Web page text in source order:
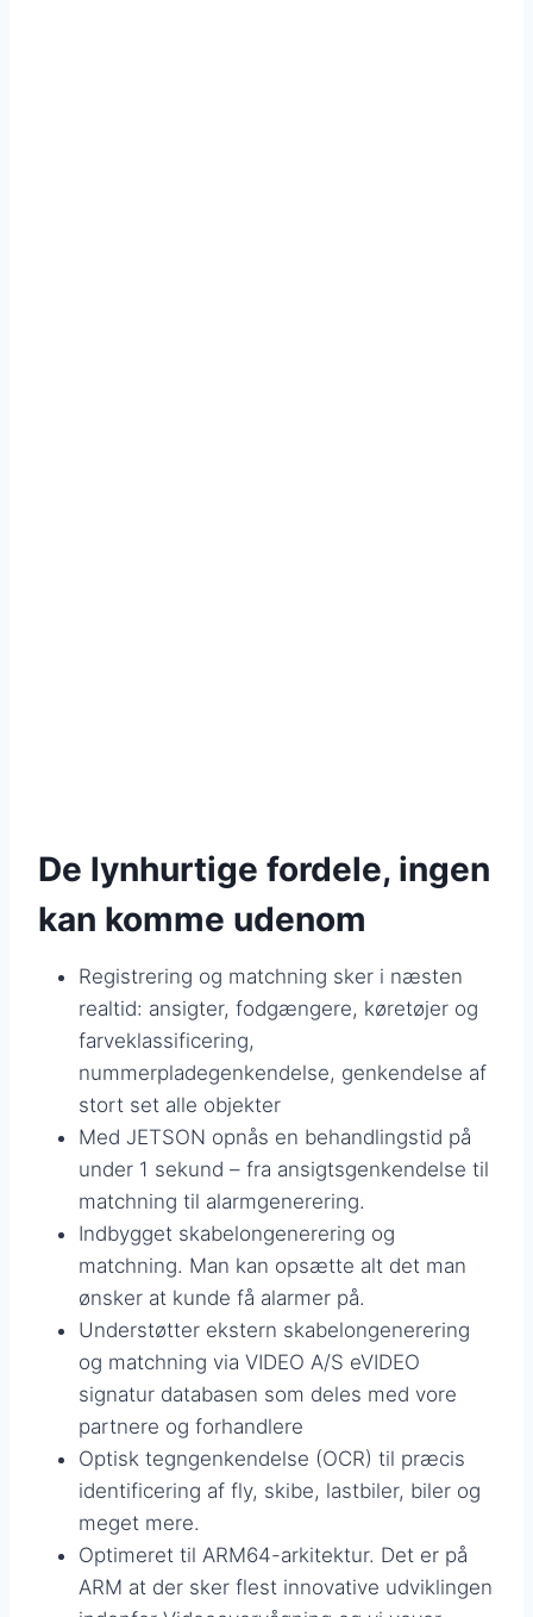
De lynhurtige fordele, ingen
kan komme udenom
Registrering og matchning sker i næsten
realtid: ansigter, fodgængere, køretøjer og
farveklassificering,
nummerpladegenkendelse, genkendelse af
stort set alle objekter
Med JETSON opnås en behandlingstid på
under 1 sekund – fra ansigtsgenkendelse til
matchning til alarmgenerering.
Indbygget skabelongenerering og
matchning. Man kan opsætte alt det man
ønsker at kunde få alarmer på.
Understøtter ekstern skabelongenerering
og matchning via VIDEO A/S eVIDEO
signatur databasen som deles med vore
partnere og forhandlere
Optisk tegngenkendelse (OCR) til præcis
identificering af fly, skibe, lastbiler, biler og
meget mere.
Optimeret til ARM64-arkitektur. Det er på
ARM at der sker flest innovative udviklingen